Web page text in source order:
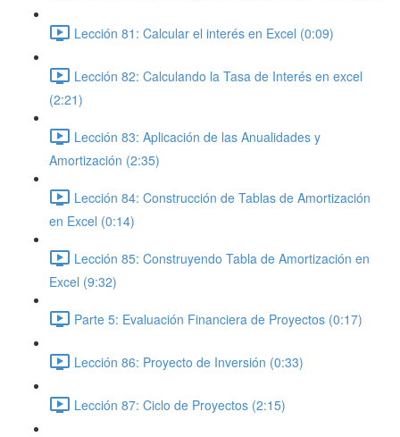
Lección 81: Calcular el interés en Excel (0:09)
Lección 82: Calculando la Tasa de Interés en excel
(2:21)
Lección 83: Aplicación de las Anualidades y
Amortización (2:35)
Lección 84: Construcción de Tablas de Amortización
en Excel (0:14)
Lección 85: Construyendo Tabla de Amortización en
Excel (9:32)
Parte 5: Evaluación Financiera de Proyectos (0:17)
Lección 86: Proyecto de Inversión (0:33)
Lección 87: Ciclo de Proyectos (2:15)